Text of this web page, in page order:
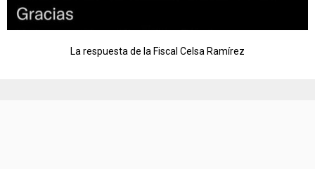
La respuesta de la Fiscal Celsa Ramírez